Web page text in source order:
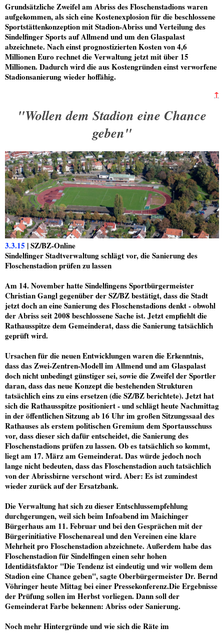
Grundsätzliche Zweifel am Abriss des Floschenstadions waren
aufgekommen, als sich eine Kostenexplosion für die beschlossene
Sportstättenkonzeption mit Stadion-Abriss und Verteilung des
Sindelfinger Sports auf Allmend und um den Glaspalast
abzeichnete. Nach einst prognostizierten Kosten von 4,6
Millionen Euro rechnet die Verwaltung jetzt mit über 15
Millionen. Dadurch wird die aus Kostengründen einst verworfene
Stadionsanierung wieder hoffähig.
↑
"Wollen dem Stadion eine Chance
geben"
3.3.15 | SZ/BZ-Online
Sindelfinger Stadtverwaltung schlägt vor, die Sanierung des
Floschenstadion prüfen zu lassen
Am 14. November hatte Sindelfingens Sportbürgermeister
Christian Gangl gegenüber der SZ/BZ bestätigt, dass die Stadt
jetzt doch an eine Sanierung des Floschenstadions denkt - obwohl
der Abriss seit 2008 beschlossene Sache ist. Jetzt empfiehlt die
Rathausspitze dem Gemeinderat, dass die Sanierung tatsächlich
geprüft wird.
Ursachen für die neuen Entwicklungen waren die Erkenntnis,
dass das Zwei-Zentren-Modell im Allmend und am Glaspalast
doch nicht unbedingt günstiger sei, sowie die Zweifel der Sportler
daran, dass das neue Konzept die bestehenden Strukturen
tatsächlich eins zu eins ersetzen (die SZ/BZ berichtete). Jetzt hat
sich die Rathausspitze positioniert - und schlägt heute Nachmittag
in der öffentlichen Sitzung ab 16 Uhr im großen Sitzungssaal des
Rathauses als erstem politischen Gremium dem Sportausschuss
vor, dass dieser sich dafür entscheidet, die Sanierung des
Floschenstadions prüfen zu lassen. Ob es tatsächlich so kommt,
liegt am 17. März am Gemeinderat. Das würde jedoch noch
lange nicht bedeuten, dass das Floschenstadion auch tatsächlich
von der Abrissbirne verschont wird. Aber: Es ist zumindest
wieder zurück auf der Ersatzbank.
Die Verwaltung hat sich zu dieser Entschlussempfehlung
durchgerungen, weil sich beim Infoabend im Maichinger
Bürgerhaus am 11. Februar und bei den Gesprächen mit der
Bürgerinitiative Floschenareal und den Vereinen eine klare
Mehrheit pro Floschenstadion abzeichnete. Außerdem habe das
Floschenstadion für Sindelfingen einen sehr hohen
Identidätsfaktor "Die Tendenz ist eindeutig und wir wollem dem
Stadion eine Chance geben", sagte Oberbürgermeister Dr. Bernd
Vöhringer heute Mittag bei einer Pressekonferenz.Die Ergebnisse
der Prüfung sollen im Herbst vorliegen. Dann soll der
Gemeinderat Farbe bekennen: Abriss oder Sanierung.
Noch mehr Hintergründe und wie sich die Räte im